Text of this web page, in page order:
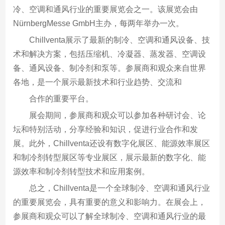
冷、空调和通风行业的重要展览会之一。该展览会由
NürnbergMesse GmbH主办，每两年举办一次。
Chillventa展示了最新的制冷、空调和通风设备、技
术和解决方案，包括压缩机、冷凝器、蒸发器、空调设
备、通风设备、制冷剂和泵等。参展商和观众来自世界
各地，是一个展示最新技术和行业趋势、交流和
合作的重要平台。
展会期间，参展商和观众可以参加各种研讨会、论
坛和特别活动，分享经验和知识，促进行业合作和发
展。此外，Chillventa还设有数字化展区、能源效率展区
和制冷剂转型展区等专业展区，展示最新的数字化、能
源效率和制冷剂转型技术和应用案例。
总之，Chillventa是一个全球制冷、空调和通风行业
的重要展览会，具有重要的意义和影响力。在展会上，
参展商和观众可以了解全球制冷、空调和通风行业的最